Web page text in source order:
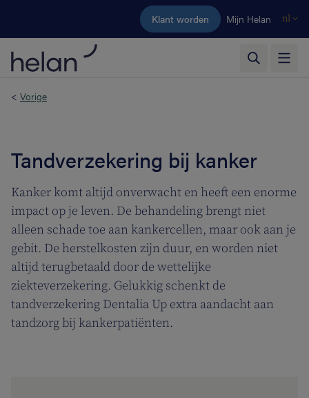
Ga naar de hoofdinhoud
Klant worden Mijn Helan nl
< Vorige
Tandverzekering bij kanker
Kanker komt altijd onverwacht en heeft een enorme
impact op je leven. De behandeling brengt niet
alleen schade toe aan kankercellen, maar ook aan je
gebit. De herstelkosten zijn duur, en worden niet
altijd terugbetaald door de wettelijke
ziekteverzekering. Gelukkig schenkt de
tandverzekering Dentalia Up extra aandacht aan
tandzorg bij kankerpatiënten.